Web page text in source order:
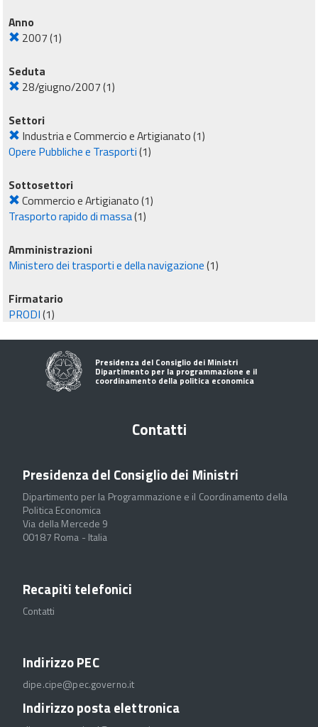
Anno
2007(1)
Seduta
28/giugno/2007(1)
Settori
Industria e Commercio e Artigianato(1)
Opere Pubbliche e Trasporti(1)
Sottosettori
Commercio e Artigianato(1)
Trasporto rapido di massa(1)
Amministrazioni
Ministero dei trasporti e della navigazione(1)
Firmatario
PRODI(1)
Presidenza del Consiglio dei Ministri
Dipartimento per la programmazione e il
coordinamento della politica economica
Contatti
Presidenza del Consiglio dei Ministri
Dipartimento per la Programmazione e il Coordinamento della
Politica Economica
Via della Mercede 9
00187 Roma - Italia
Recapiti telefonici
Contatti
Indirizzo PEC
dipe.cipe@pec.governo.it
Indirizzo posta elettronica